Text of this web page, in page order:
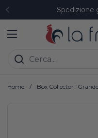
Passa ai contenuti
Precedente
Spedizione
Apri menu
Home / Box Collector